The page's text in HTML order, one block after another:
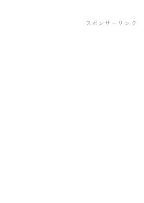
スポンサーリンク